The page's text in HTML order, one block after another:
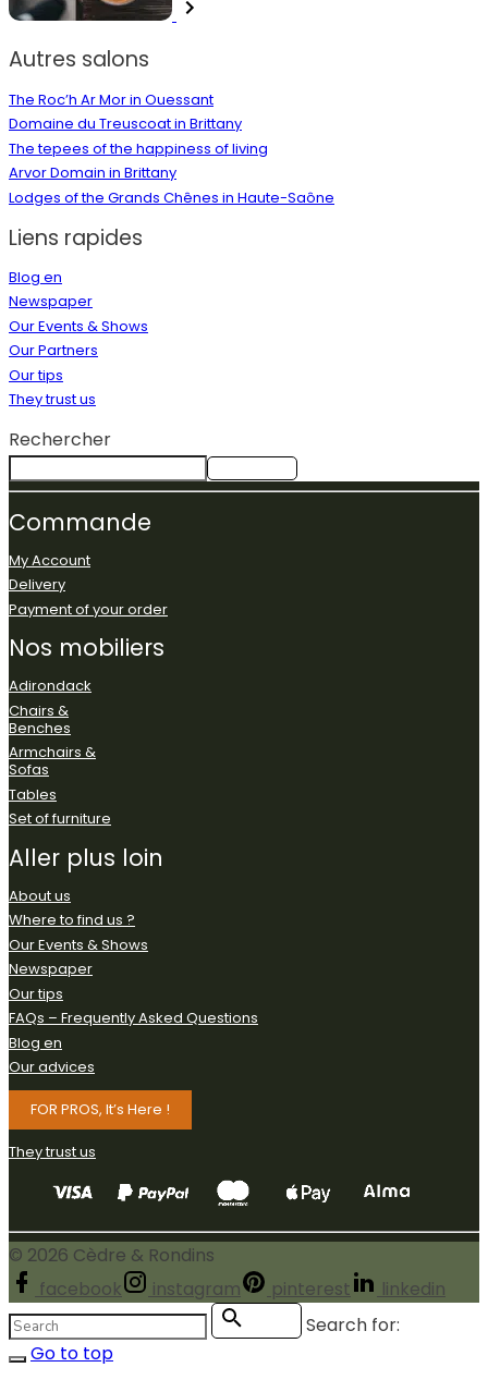
Autres salons
The Roc’h Ar Mor in Ouessant
Domaine du Treuscoat in Brittany
The tepees of the happiness of living
Arvor Domain in Brittany
Lodges of the Grands Chênes in Haute-Saône
Liens rapides
Blog en
Newspaper
Our Events & Shows
Our Partners
Our tips
They trust us
Rechercher
Commande
My Account
Delivery
Payment of your order
Nos mobiliers
Adirondack
Chairs &
Benches
Armchairs &
Sofas
Tables
Set of furniture
Aller plus loin
About us
Where to find us ?
Our Events & Shows
Newspaper
Our tips
FAQs – Frequently Asked Questions
Blog en
Our advices
FOR PROS, It’s Here !
They trust us
© 2026 Cèdre & Rondins
facebook
instagram pinterest linkedin
Search for:
Go to top